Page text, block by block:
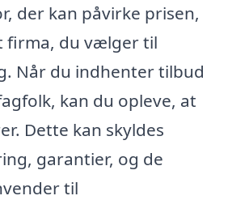
der kan påvirke prisen,
firma, du vælger til
Når du indhenter tilbud
kan du opleve, at
Dette kan skyldes
garantier, og de
til